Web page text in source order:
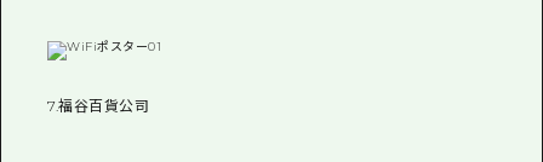
7.福谷百貨公司